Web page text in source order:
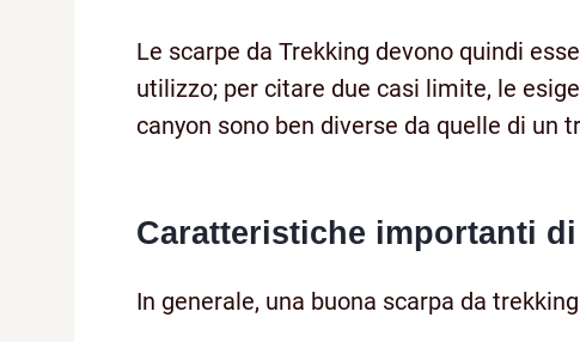
Le scarpe da Trekking devono quindi
utilizzo; per citare due casi limite, le
canyon sono ben diverse da quelle di un
Caratteristiche importanti
In generale, una buona scarpa da